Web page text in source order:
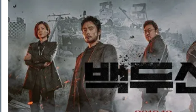
เมือง
[เสียง
เกาหลี
DTS
+
พากย์
ไทย
5.1
Master]